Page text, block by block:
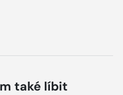
také líbit